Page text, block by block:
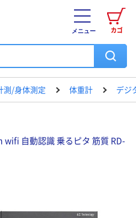
カゴ
メニュー
測/身体測定 体重計 デジ
自動認識 乗るピタ 筋質 RD-